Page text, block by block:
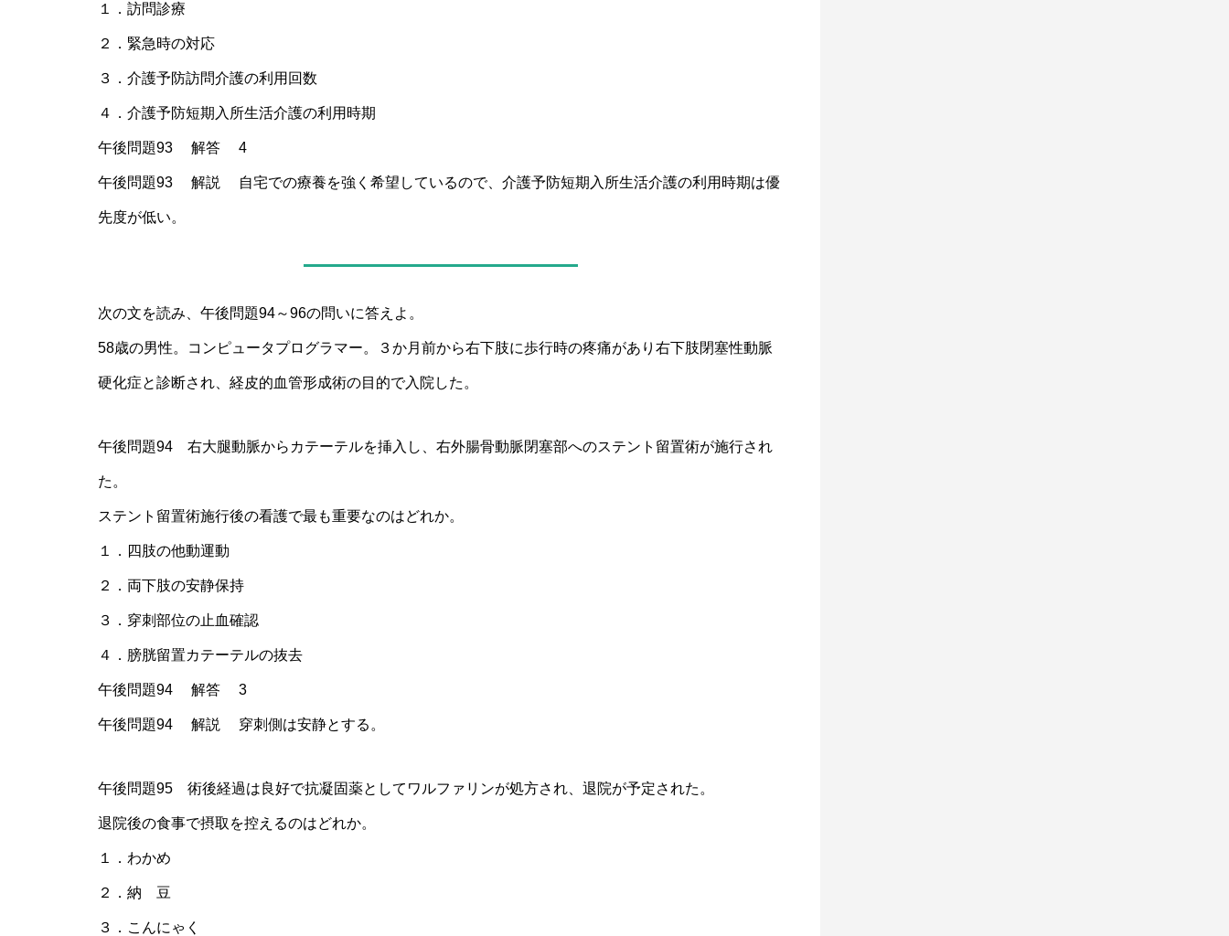
１．訪問診療
２．緊急時の対応
３．介護予防訪問介護の利用回数
４．介護予防短期入所生活介護の利用時期
午後問題93 解答 4
午後問題93 解説 自宅での療養を強く希望しているので、介護予防短期入所生活介護の利用時期は優
先度が低い。
次の文を読み、午後問題94～96の問いに答えよ。
58歳の男性。コンピュータプログラマー。３か月前から右下肢に歩行時の疼痛があり右下肢閉塞性動脈
硬化症と診断され、経皮的血管形成術の目的で入院した。
午後問題94 右大腿動脈からカテーテルを挿入し、右外腸骨動脈閉塞部へのステント留置術が施行され
た。
ステント留置術施行後の看護で最も重要なのはどれか。
１．四肢の他動運動
２．両下肢の安静保持
３．穿刺部位の止血確認
４．膀胱留置カテーテルの抜去
午後問題94 解答 3
午後問題94 解説 穿刺側は安静とする。
午後問題95 術後経過は良好で抗凝固薬としてワルファリンが処方され、退院が予定された。
退院後の食事で摂取を控えるのはどれか。
１．わかめ
２．納 豆
３．こんにゃく